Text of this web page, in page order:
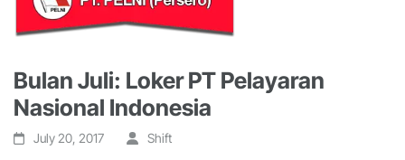
Bulan Juli: Loker PT Pelayaran
Nasional Indonesia
July 20, 2017 Shift